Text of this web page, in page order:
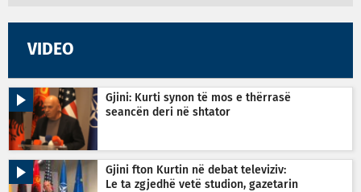
VIDEO
Gjini: Kurti synon të mos e thërrasë
seancën deri në shtator
Gjini fton Kurtin në debat televiziv:
Le ta zgjedhë vetë studion, gazetarin